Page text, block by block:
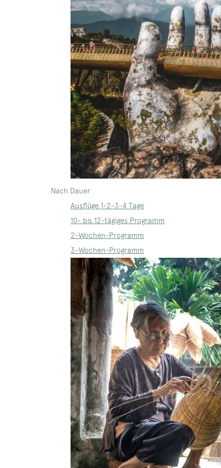
Nach Dauer
Ausflüge 1-2-3-4 Tage
10- bis 12-tägiges Programm
2-Wochen-Programm
3-Wochen-Programm